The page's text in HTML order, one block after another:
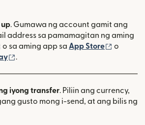
up. Gumawa ng account gamit ang
address sa pamamagitan ng aming
(bubukas sa bagong window)
o sa aming app sa App Store
o
(bubukas sa bagong window)
.
iyong transfer. Piliin ang currency,
gusto mong i-send, at ang bilis ng